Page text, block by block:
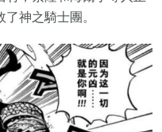
神之騎士團。